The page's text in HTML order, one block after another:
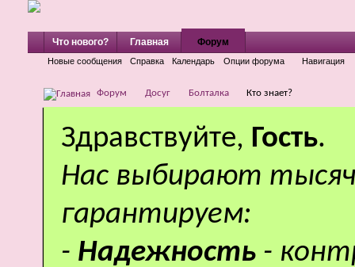
Что нового? Главная Форум
Новые сообщения Справка Календарь Опции форума Навигация
Форум Досуг Болталка Кто знает?
Здравствуйте, Гость.
Нас выбирают
гарантируем:
- Надежность -